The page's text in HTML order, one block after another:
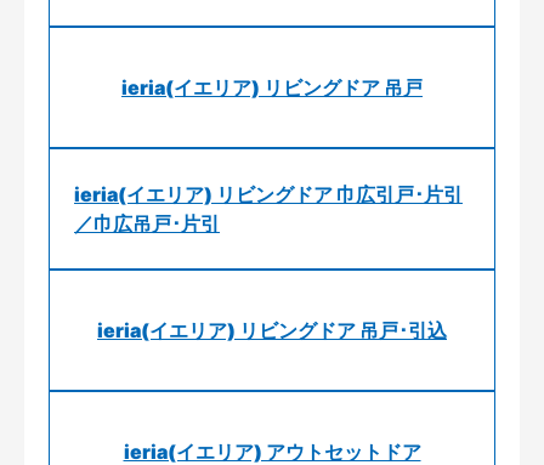
ieria(イエリア) リビングドア 吊戸
ieria(イエリア) リビングドア 巾広引戸･片引
／巾広吊戸･片引
ieria(イエリア) リビングドア 吊戸･引込
ieria(イエリア) アウトセットドア